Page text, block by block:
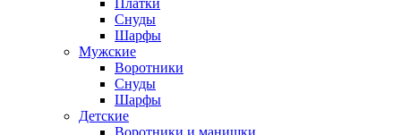
Платки
Снуды
Шарфы
Мужские
Воротники
Снуды
Шарфы
Детские
Воротники и манишки